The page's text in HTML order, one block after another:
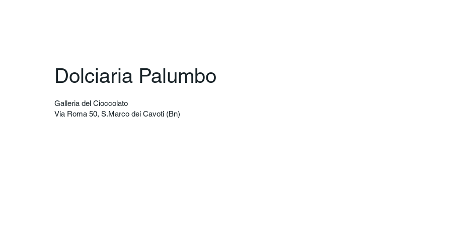
Dolciaria Palumbo
Galleria del Cioccolato
Via Roma 50, S.Marco dei Cavoti (Bn)